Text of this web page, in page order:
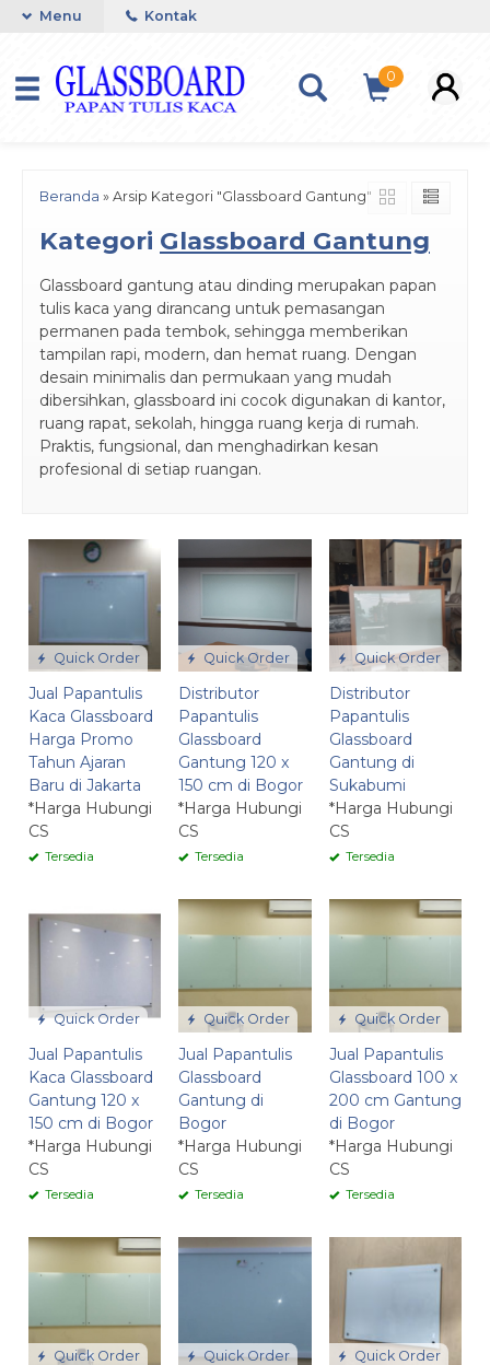
Menu Kontak
0
Beranda » Arsip Kategori "Glassboard Gantung"
Kategori Glassboard Gantung
Glassboard gantung atau dinding merupakan papan
tulis kaca yang dirancang untuk pemasangan
permanen pada tembok, sehingga memberikan
tampilan rapi, modern, dan hemat ruang. Dengan
desain minimalis dan permukaan yang mudah
dibersihkan, glassboard ini cocok digunakan di kantor,
ruang rapat, sekolah, hingga ruang kerja di rumah.
Praktis, fungsional, dan menghadirkan kesan
profesional di setiap ruangan.
Quick Order
Jual Papantulis
Kaca Glassboard
Harga Promo
Tahun Ajaran
Baru di Jakarta
*Harga Hubungi
CS
Tersedia
Quick Order
Distributor
Papantulis
Glassboard
Gantung 120 x
150 cm di Bogor
*Harga Hubungi
CS
Tersedia
Quick Order
Distributor
Papantulis
Glassboard
Gantung di
Sukabumi
*Harga Hubungi
CS
Tersedia
Quick Order
Jual Papantulis
Kaca Glassboard
Gantung 120 x
150 cm di Bogor
*Harga Hubungi
CS
Tersedia
Quick Order
Jual Papantulis
Glassboard
Gantung di
Bogor
*Harga Hubungi
CS
Tersedia
Quick Order
Jual Papantulis
Glassboard 100 x
200 cm Gantung
di Bogor
*Harga Hubungi
CS
Tersedia
Quick Order Quick Order Quick Order